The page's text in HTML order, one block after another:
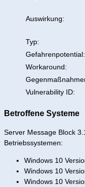
Auswirkung:
Typ:
Gefahrenpotential:
Workaround:
Vulnerability ID:
Betroffene Systeme
Server Message Block
Betriebssystemen:
Windows 10
Windows 10
Windows 10